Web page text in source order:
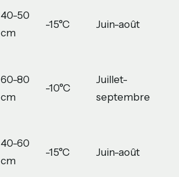
40-50
cm
-15°C Juin-août
60-80
cm
-10°C
Juillet-
septembre
40-60
cm
-15°C Juin-août